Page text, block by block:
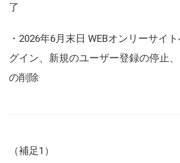
了
・2026年6月末日 WEBオンリーサイ
グイン、新規のユーザー登録の停止
の削除
（補足1）